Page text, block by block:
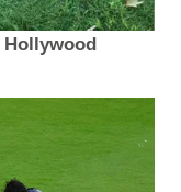
Hollywood